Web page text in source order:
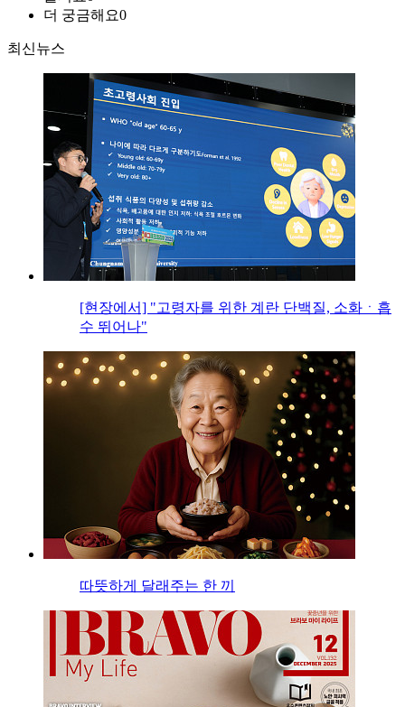
더 궁금해요0
최신뉴스
[현장에서] "고령자를 위한 계란 단백질, 소화ㆍ흡
수 뛰어나"
따뜻하게 달래주는 한 끼